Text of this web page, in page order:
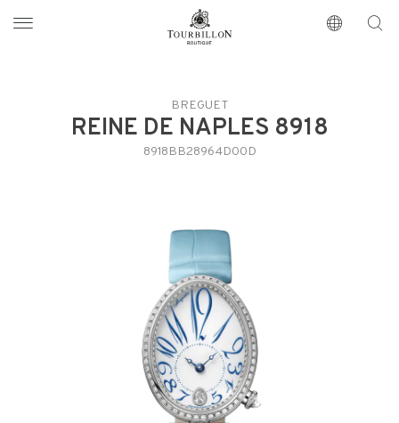
https://www.tourbillon.com/zh-hant
BREGUET
REINE DE NAPLES 8918
8918BB28964D00D